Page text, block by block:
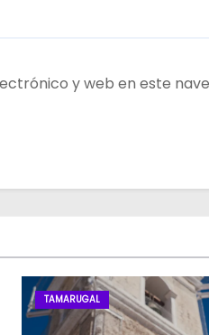
y web en este
TAMARUGAL